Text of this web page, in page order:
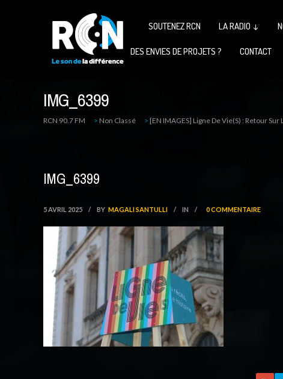
SOUTENEZ RCN LA RADIO ↓
DES ENVIES DE PROJETS ? CONTACT
IMG_6399
RCN 90.7 FM > Non Classé > [EN IMAGES] Ligne De Vie(s) : Retour Sur
IMG_6399
5 AVRIL 2025 / BY MAGALI SANTULLI / IN / 0 COMMENTAIRE